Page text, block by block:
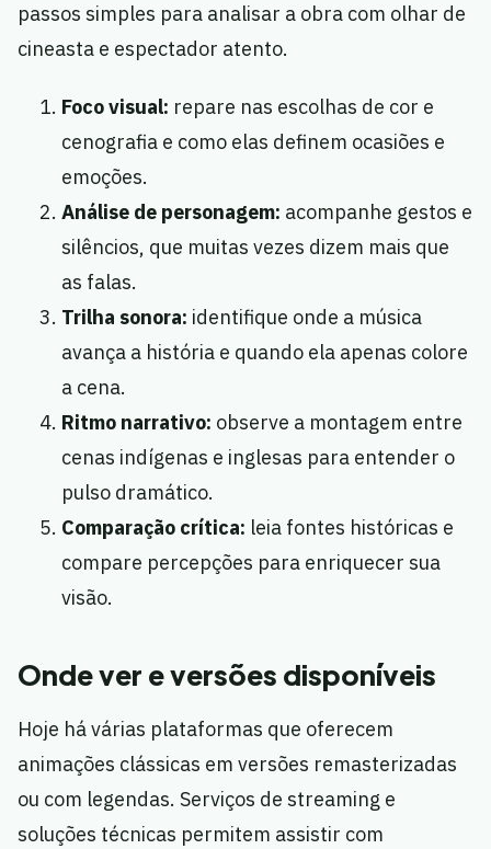
passos simples para analisar a obra com olhar de
cineasta e espectador atento.
Foco visual: repare nas escolhas de cor e
cenografia e como elas definem ocasiões e
emoções.
Análise de personagem: acompanhe gestos e
silêncios, que muitas vezes dizem mais que
as falas.
Trilha sonora: identifique onde a música
avança a história e quando ela apenas colore
a cena.
Ritmo narrativo: observe a montagem entre
cenas indígenas e inglesas para entender o
pulso dramático.
Comparação crítica: leia fontes históricas e
compare percepções para enriquecer sua
visão.
Onde ver e versões disponíveis
Hoje há várias plataformas que oferecem
animações clássicas em versões remasterizadas
ou com legendas. Serviços de streaming e
soluções técnicas permitem assistir com